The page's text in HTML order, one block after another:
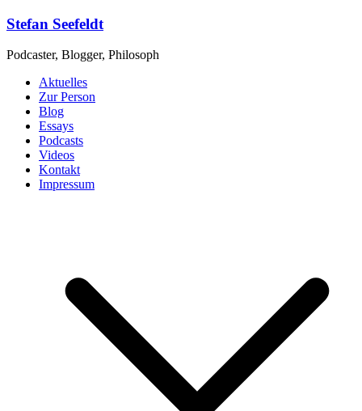
Zum
springen
Stefan Seefeldt
Podcaster, Blogger, Philosoph
Aktuelles
Zur Person
Blog
Essays
Podcasts
Videos
Kontakt
Impressum